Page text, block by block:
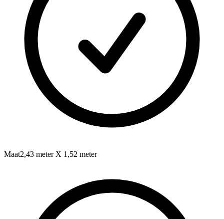
Maat2,43 meter X 1,52 meter